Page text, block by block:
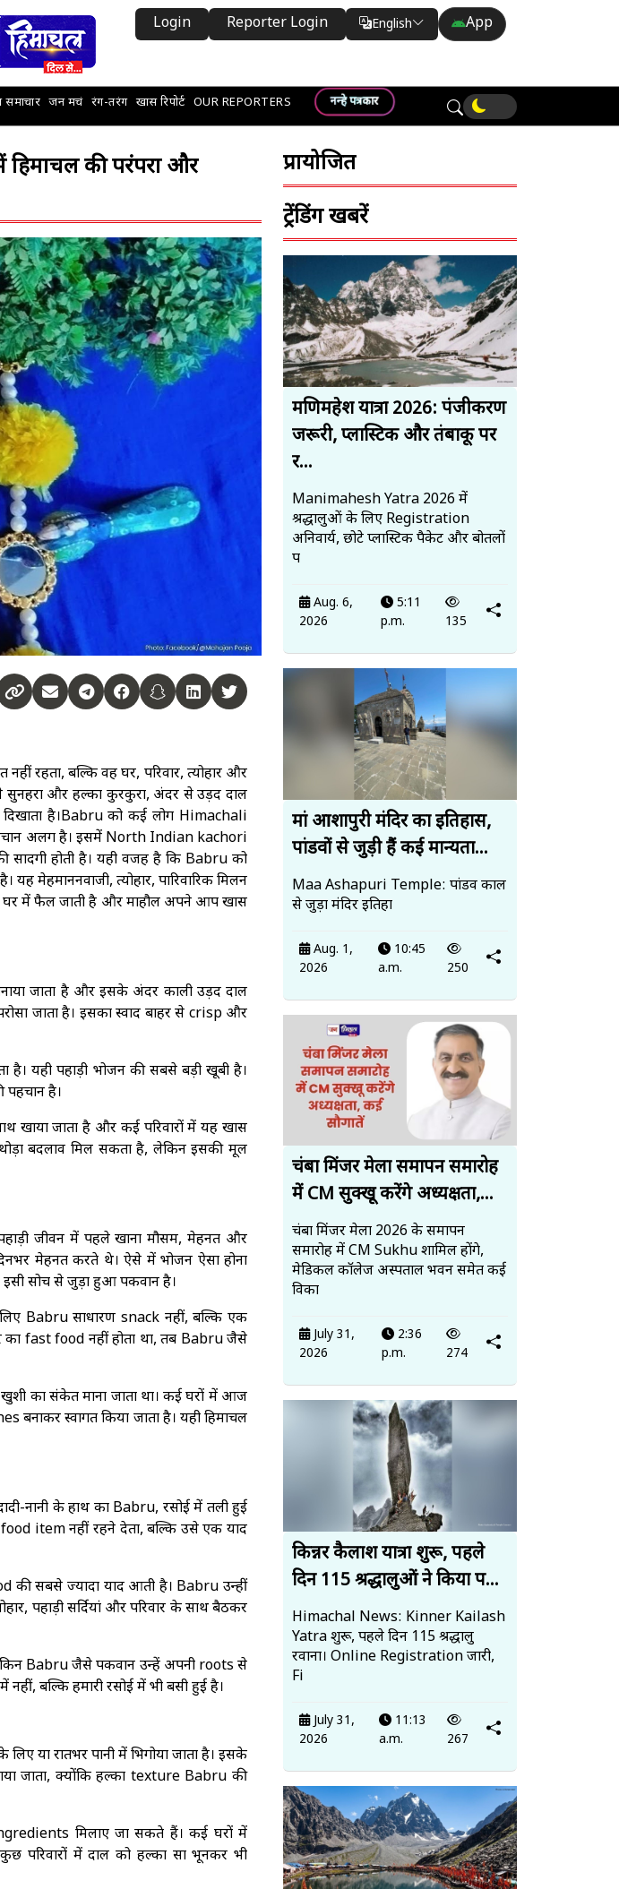
Login Reporter Login English
Translate
App
समाचार जन मचं रंग-तरंग खास रिपोर्ट OUR REPORTERS नन्हे पत्रकार
हिमाचल की परंपरा और
रहता, बल्कि वह घर, परिवार, त्योहार और
सुनहरा और हल्का कुरकुरा, अंदर से उड़द दाल
है।Babru को कई लोग Himachali
अलग है। इसमें North Indian kachori
होती है। यही वजह है कि Babru को
मेहमाननवाजी, त्योहार, पारिवारिक मिलन
घर में फैल जाती है और माहौल अपने आप खास
जाता है और इसके अंदर काली उड़द दाल
जाता है। इसका स्वाद बाहर से crisp और
यही पहाड़ी भोजन की सबसे बड़ी खूबी है।
पहचान है।
खाया जाता है और कई परिवारों में यह खास
बदलाव मिल सकता है, लेकिन इसकी मूल
जीवन में पहले खाना मौसम, मेहनत और
मेहनत करते थे। ऐसे में भोजन ऐसा होना
इसी सोच से जुड़ा हुआ पकवान है।
Babru साधारण snack नहीं, बल्कि एक
fast food नहीं होता था, तब Babru जैसे
खुशी का संकेत माना जाता था। कई घरों में आज
स्वागत किया जाता है। यही हिमाचल
नानी के हाथ का Babru, रसोई में तली हुई
item नहीं रहने देता, बल्कि उसे एक याद
की सबसे ज्यादा याद आती है। Babru उन्हीं
पहाड़ी सर्दियां और परिवार के साथ बैठकर
Babru जैसे पकवान उन्हें अपनी roots से
बल्कि हमारी रसोई में भी बसी हुई है।
या रातभर पानी में भिगोया जाता है। इसके
जाता, क्योंकि हल्का texture Babru की
मिलाए जा सकते हैं। कई घरों में
परिवारों में दाल को हल्का सा भूनकर भी
प्रायोजित
ट्रेंडिंग खबरें
मणिमहेश यात्रा 2026: पंजीकरण
जरूरी, प्लास्टिक और तंबाकू पर
र...
Manimahesh Yatra 2026 में
श्रद्धालुओं के लिए Registration
अनिवार्य, छोटे प्लास्टिक पैकेट और बोतलों
प
Aug. 6,
2026
5:11
p.m.
135
मां आशापुरी मंदिर का इतिहास,
पांडवों से जुड़ी हैं कई मान्यता...
Maa Ashapuri Temple: पांडव काल
से जुड़ा मंदिर इतिहा
Aug. 1,
2026
10:45
a.m.
250
चंबा मिंजर मेला समापन समारोह
में CM सुक्खू करेंगे अध्यक्षता,...
चंबा मिंजर मेला 2026 के समापन
समारोह में CM Sukhu शामिल होंगे,
मेडिकल कॉलेज अस्पताल भवन समेत कई
विका
July 31,
2026
2:36
p.m.
274
किन्नर कैलाश यात्रा शुरू, पहले
दिन 115 श्रद्धालुओं ने किया प...
Himachal News: Kinner Kailash
Yatra शुरू, पहले दिन 115 श्रद्धालु
रवाना। Online Registration जारी,
Fi
July 31,
2026
11:13
a.m.
267